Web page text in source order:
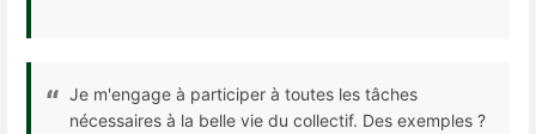
Je m'engage à participer à toutes les tâches
nécessaires à la belle vie du collectif. Des exemples ?